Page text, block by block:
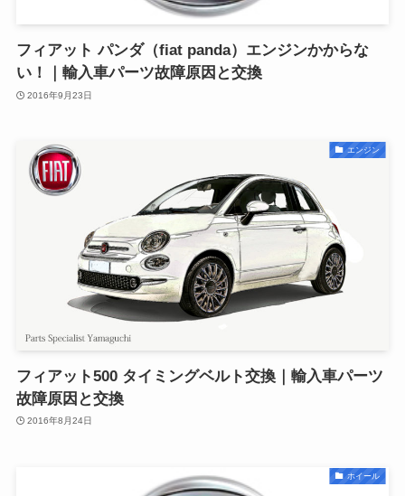
フィアット パンダ（fiat panda）エンジンかからな
い！｜輸入車パーツ故障原因と交換
2016年9月23日
エンジン
フィアット500 タイミングベルト交換｜輸入車パーツ
故障原因と交換
2016年8月24日
ホイール